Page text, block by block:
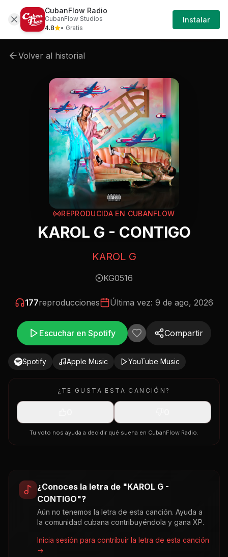
Cancion Karol-g-karol-g-contigo
Iniciar
Sesión
Volver al historial
REPRODUCIDA EN CUBANFLOW
KAROL G - CONTIGO
KAROL G
KG0516
177reproducciones Última vez: 9 de ago, 2026
Escuchar en Spotify Compartir
Spotify Apple Music YouTube Music
¿TE GUSTA ESTA CANCIÓN?
Tu voto nos ayuda a decidir qué suena en CubanFlow Radio.
¿Conoces la letra de "KAROL G -
CONTIGO"?
Aún no tenemos la letra de esta canción. Ayuda a
la comunidad cubana contribuyéndola y gana XP.
Inicia sesión para contribuir la letra de esta canción
→
CubanFlow Radio
CubanFlow Studios
4.8
• Gratis
Instalar